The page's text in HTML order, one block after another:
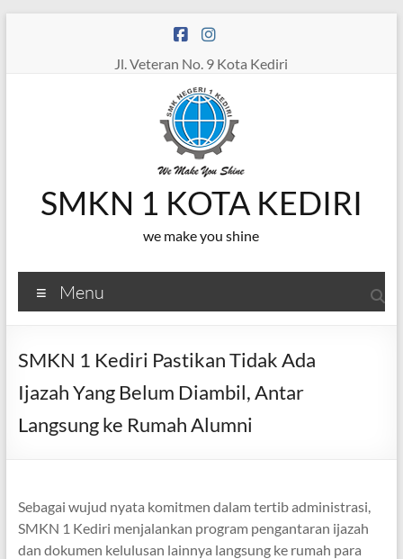
Jl. Veteran No. 9 Kota Kediri
SMKN 1 KOTA KEDIRI
we make you shine
Menu
SMKN 1 Kediri Pastikan Tidak Ada
Ijazah Yang Belum Diambil, Antar
Langsung ke Rumah Alumni
Sebagai wujud nyata komitmen dalam tertib administrasi,
SMKN 1 Kediri menjalankan program pengantaran ijazah
dan dokumen kelulusan lainnya langsung ke rumah para